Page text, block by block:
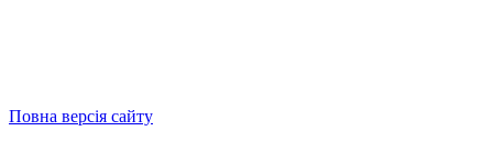
Повна версія сайту